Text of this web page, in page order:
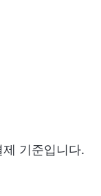
기준입니다.